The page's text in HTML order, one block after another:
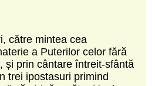
către mintea cea
a Puterilor celor fără
și prin cântare întreit-sfântă
trei ipostasuri primind